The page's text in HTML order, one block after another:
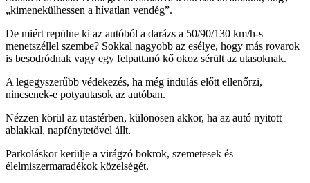
„kimenekülhessen a hívatlan vendég”.
De miért repülne ki az autóból a darázs a 50/90/130 km/h-s
menetszéllel szembe? Sokkal nagyobb az esélye, hogy más rovarok
is besodródnak vagy egy felpattanó kő okoz sérült az utasoknak.
A legegyszerűbb védekezés, ha még indulás előtt ellenőrzi,
nincsenek-e potyautasok az autóban.
Nézzen körül az utastérben, különösen akkor, ha az autó nyitott
ablakkal, napfénytetővel állt.
Parkoláskor kerülje a virágzó bokrok, szemetesek és
élelmiszermaradékok közelségét.